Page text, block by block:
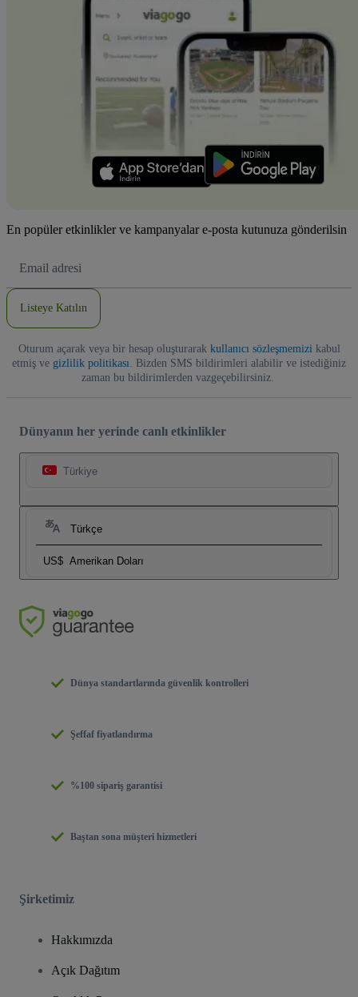
En popüler etkinlikler ve kampanyalar e-posta kutunuza gönderilsin
posta
Listeye Katılın
Oturum açarak veya bir hesap oluşturarak kullanıcı sözleşmemizi kabul
etmiş ve gizlilik politikası . Bizden SMS bildirimleri alabilir ve istediğiniz
zaman bu bildirimlerden vazgeçebilirsiniz.
Dünyanın her yerinde canlı etkinlikler
Türkiye
Türkçe
US$ Amerikan Doları
Dünya standartlarında güvenlik kontrolleri
Şeffaf fiyatlandırma
%100 sipariş garantisi
Baştan sona müşteri hizmetleri
Şirketimiz
Hakkımızda
Açık Dağıtım